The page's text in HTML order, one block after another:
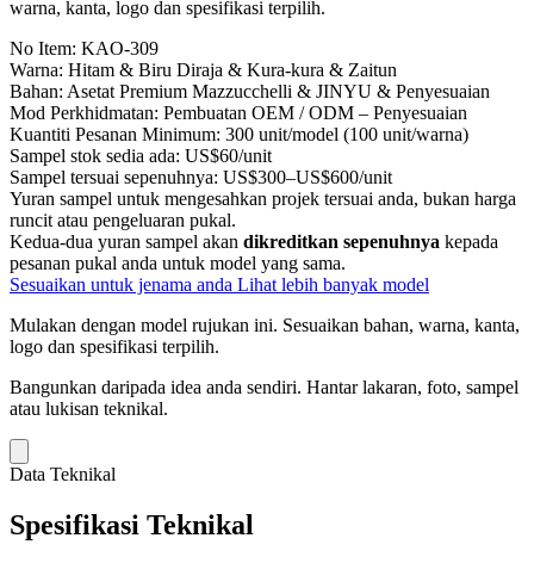
warna, kanta, logo dan spesifikasi terpilih.
No Item: KAO-309
Warna: Hitam & Biru Diraja & Kura-kura & Zaitun
Bahan: Asetat Premium Mazzucchelli & JINYU & Penyesuaian
Mod Perkhidmatan: Pembuatan OEM / ODM – Penyesuaian
Kuantiti Pesanan Minimum: 300 unit/model (100 unit/warna)
Sampel stok sedia ada: US$60/unit
Sampel tersuai sepenuhnya: US$300–US$600/unit
Yuran sampel untuk mengesahkan projek tersuai anda, bukan harga
runcit atau pengeluaran pukal.
Kedua-dua yuran sampel akan dikreditkan sepenuhnya kepada
pesanan pukal anda untuk model yang sama.
Sesuaikan untuk jenama anda Lihat lebih banyak model
Mulakan dengan model rujukan ini. Sesuaikan bahan, warna, kanta,
logo dan spesifikasi terpilih.
Bangunkan daripada idea anda sendiri. Hantar lakaran, foto, sampel
atau lukisan teknikal.
Data Teknikal
Spesifikasi Teknikal